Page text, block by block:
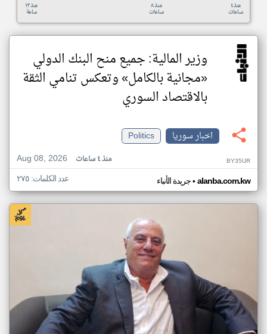
منذ ١٣
ساعة
منذ ٨
ساعات
منذ ٤
ساعات
وزير المالية: جميع منح البنك الدولي
«مجانية بالكامل» وتعكس تنامي الثقة
بالاقتصاد السوري
اخبار سوريا
Politics
Aug 08, 2026
منذ ٤ ساعات BY35UR
جريدة الأنباء• alanba.com.kw عدد الكلمات: ٢٧٥